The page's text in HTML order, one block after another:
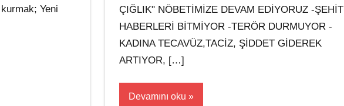
Yeni
ÇIĞLIK" NÖBETİMİZE DEVAM EDİYORUZ -ŞEHİT
HABERLERİ BİTMİYOR -TERÖR DURMUYOR -
KADINA TECAVÜZ,TACİZ, ŞİDDET GİDEREK
ARTIYOR, […]
Devamını oku